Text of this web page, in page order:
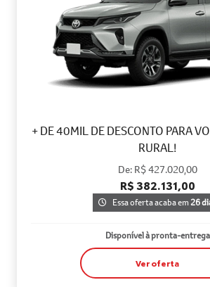
+ DE 40MIL DE DESCONTO PARA
RURAL!
De: R$ 427.020,00
R$ 382.131,00
Essa oferta acaba em26
Disponível à pronta-entrega
Ver oferta